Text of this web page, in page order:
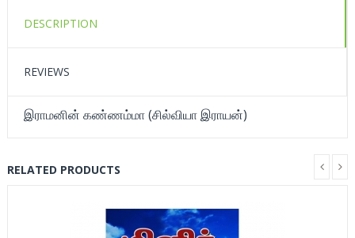
DESCRIPTION
REVIEWS
இராமனின் கண்ணம்மா (சில்வியா இராயன்)
RELATED PRODUCTS